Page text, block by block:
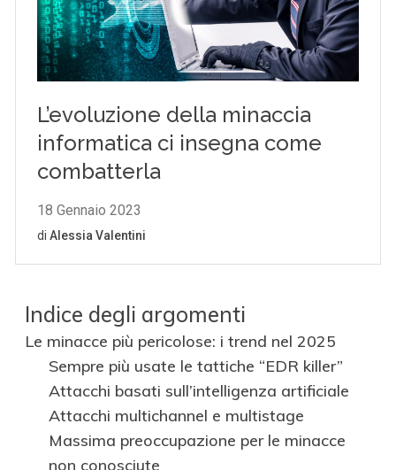
Indice degli argomenti
Le minacce più pericolose: i trend nel 2025
Sempre più usate le tattiche “EDR killer”
Attacchi basati sull’intelligenza artificiale
Attacchi multichannel e multistage
Massima preoccupazione per le minacce
non conosciute